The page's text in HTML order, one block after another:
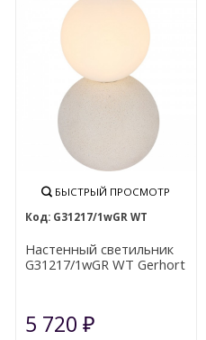
БЫСТРЫЙ ПРОСМОТР
G31217/1wGR WT
Настенный светильник
G31217/1wGR WT Gerhort
5 720₽